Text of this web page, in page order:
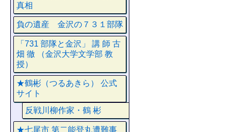
真相
負の遺産 金沢の７３１部隊
「731 部隊と金沢」 講 師 古
畑 徹 （金沢大学文学部 教
授）
★鶴彬（つるあきら） 公式
サイト
反戦川柳作家・鶴 彬
★七尾市 第二能登丸遭難事